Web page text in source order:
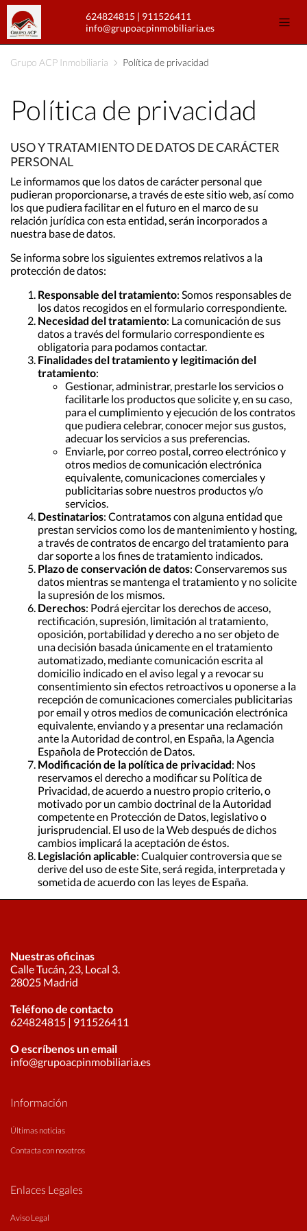
624824815 | 911526411
info@grupoacpinmobiliaria.es
Grupo ACP Inmobiliaria Política de privacidad
Política de privacidad
USO Y TRATAMIENTO DE DATOS DE CARÁCTER
PERSONAL
Le informamos que los datos de carácter personal que
pudieran proporcionarse, a través de este sitio web, así como
los que pudiera facilitar en el futuro en el marco de su
relación jurídica con esta entidad, serán incorporados a
nuestra base de datos.
Se informa sobre los siguientes extremos relativos a la
protección de datos:
Responsable del tratamiento: Somos responsables de
los datos recogidos en el formulario correspondiente.
Necesidad del tratamiento: La comunicación de sus
datos a través del formulario correspondiente es
obligatoria para podamos contactar.
Finalidades del tratamiento y legitimación del
tratamiento:
Gestionar, administrar, prestarle los servicios o
facilitarle los productos que solicite y, en su caso,
para el cumplimiento y ejecución de los contratos
que pudiera celebrar, conocer mejor sus gustos,
adecuar los servicios a sus preferencias.
Enviarle, por correo postal, correo electrónico y
otros medios de comunicación electrónica
equivalente, comunicaciones comerciales y
publicitarias sobre nuestros productos y/o
servicios.
Destinatarios: Contratamos con alguna entidad que
prestan servicios como los de mantenimiento y hosting,
a través de contratos de encargo del tratamiento para
dar soporte a los fines de tratamiento indicados.
Plazo de conservación de datos: Conservaremos sus
datos mientras se mantenga el tratamiento y no solicite
la supresión de los mismos.
Derechos: Podrá ejercitar los derechos de acceso,
rectificación, supresión, limitación al tratamiento,
oposición, portabilidad y derecho a no ser objeto de
una decisión basada únicamente en el tratamiento
automatizado, mediante comunicación escrita al
domicilio indicado en el aviso legal y a revocar su
consentimiento sin efectos retroactivos u oponerse a la
recepción de comunicaciones comerciales publicitarias
por email y otros medios de comunicación electrónica
equivalente, enviando y a presentar una reclamación
ante la Autoridad de control, en España, la Agencia
Española de Protección de Datos.
Modificación de la política de privacidad: Nos
reservamos el derecho a modificar su Política de
Privacidad, de acuerdo a nuestro propio criterio, o
motivado por un cambio doctrinal de la Autoridad
competente en Protección de Datos, legislativo o
jurisprudencial. El uso de la Web después de dichos
cambios implicará la aceptación de éstos.
Legislación aplicable: Cualquier controversia que se
derive del uso de este Site, será regida, interpretada y
sometida de acuerdo con las leyes de España.
Nuestras oficinas
Calle Tucán, 23, Local 3.
28025 Madrid
Teléfono de contacto
624824815 | 911526411
O escríbenos un email
info@grupoacpinmobiliaria.es
Información
Últimas noticias
Contacta con nosotros
Enlaces Legales
Aviso Legal